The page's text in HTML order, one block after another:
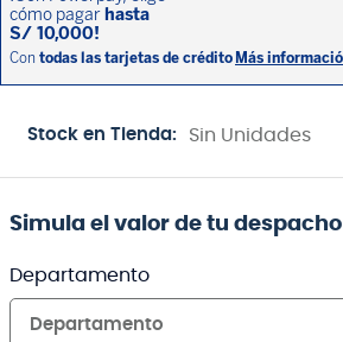
Stock en Tienda: Sin Unidades
Simula el valor de tu despacho
Departamento
Departamento